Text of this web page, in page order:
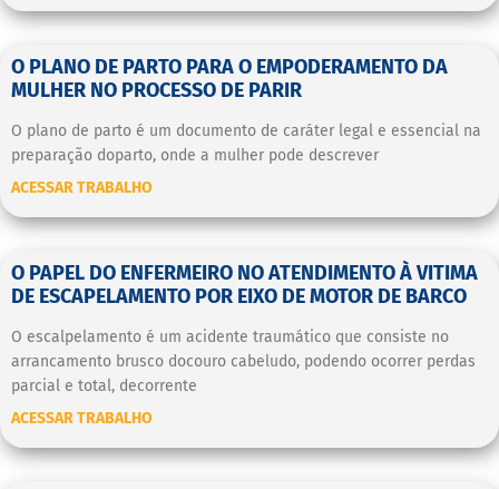
O PLANO DE PARTO PARA O EMPODERAMENTO DA
MULHER NO PROCESSO DE PARIR
O plano de parto é um documento de caráter legal e essencial na
preparação doparto, onde a mulher pode descrever
ACESSAR TRABALHO
O PAPEL DO ENFERMEIRO NO ATENDIMENTO À VITIMA
DE ESCAPELAMENTO POR EIXO DE MOTOR DE BARCO
O escalpelamento é um acidente traumático que consiste no
arrancamento brusco docouro cabeludo, podendo ocorrer perdas
parcial e total, decorrente
ACESSAR TRABALHO